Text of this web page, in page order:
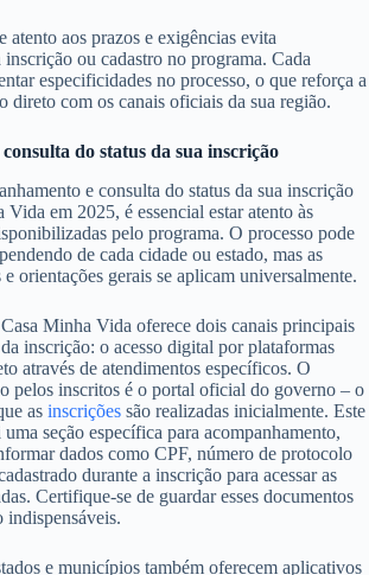
atento aos prazos e exigências evita
ou cadastro no programa. Cada
especificidades no processo, o que reforça a
direto com os canais oficiais da sua região.
do status da sua inscrição
e consulta do status da sua inscrição
em 2025, é essencial estar atento às
pelo programa. O processo pode
de cada cidade ou estado, mas as
orientações gerais se aplicam universalmente.
Minha Vida oferece dois canais principais
inscrição: o acesso digital por plataformas
através de atendimentos específicos. O
pelos inscritos é o portal oficial do governo – o
as inscrições são realizadas inicialmente. Este
seção específica para acompanhamento,
dados como CPF, número de protocolo
durante a inscrição para acessar as
Certifique-se de guardar esses documentos
indispensáveis.
e municípios também oferecem aplicativos